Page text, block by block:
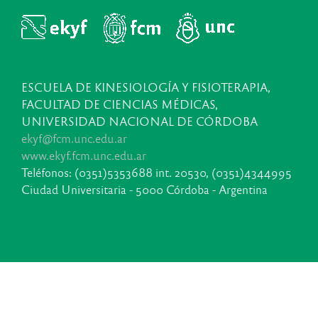
ESCUELA DE KINESIOLOGÍA Y FISIOTERAPIA,
FACULTAD DE CIENCIAS MÉDICAS,
UNIVERSIDAD NACIONAL DE CÓRDOBA
ekyf@fcm.unc.edu.ar
www.ekyf.fcm.unc.edu.ar
Teléfonos: (0351)5353688 int. 20530, (0351)4344995
Ciudad Universitaria - 5000 Córdoba - Argentina